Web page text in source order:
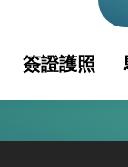
簽證護照
護照
駐地基本資料